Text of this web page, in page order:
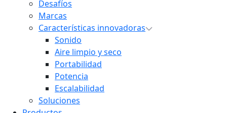
Desafíos
Marcas
Características innovadoras
Sonido
Aire limpio y seco
Portabilidad
Potencia
Escalabilidad
Soluciones